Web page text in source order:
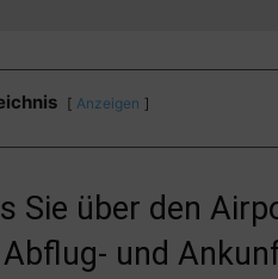
Anzeigen
Sie über den
und